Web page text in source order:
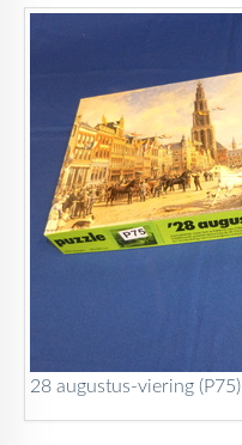
28 augustus-viering (P75)